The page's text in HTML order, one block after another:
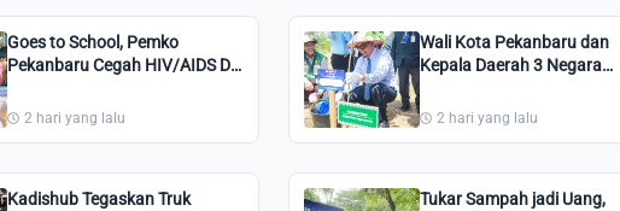
Goes to School, Pemko
Pekanbaru Cegah HIV/AIDS Di
2 hari yang lalu
Wali Kota Pekanbaru dan
Kepala Daerah 3 Negara
Tenayan Raya
2 hari yang lalu
Kadishub Tegaskan Truk
Tukar Sampah jadi Uang,